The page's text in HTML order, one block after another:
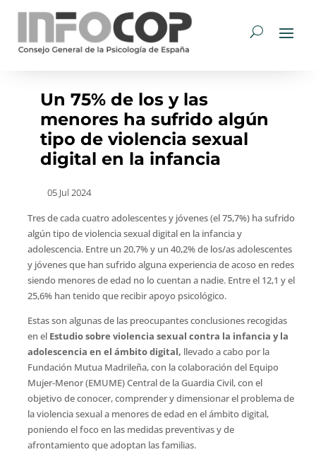
Un 75% de los y las
menores ha sufrido algún
tipo de violencia sexual
digital en la infancia
05 Jul 2024
Tres de cada cuatro adolescentes y jóvenes (el 75,7%) ha sufrido
algún tipo de violencia sexual digital en la infancia y
adolescencia. Entre un 20,7% y un 40,2% de los/as adolescentes
y jóvenes que han sufrido alguna experiencia de acoso en redes
siendo menores de edad no lo cuentan a nadie. Entre el 12,1 y el
25,6% han tenido que recibir apoyo psicológico.
Estas son algunas de las preocupantes conclusiones recogidas
en el Estudio sobre violencia sexual contra la infancia y la
adolescencia en el ámbito digital, llevado a cabo por la
Fundación Mutua Madrileña, con la colaboración del Equipo
Mujer-Menor (EMUME) Central de la Guardia Civil, con el
objetivo de conocer, comprender y dimensionar el problema de
la violencia sexual a menores de edad en el ámbito digital,
poniendo el foco en las medidas preventivas y de
afrontamiento que adoptan las familias.